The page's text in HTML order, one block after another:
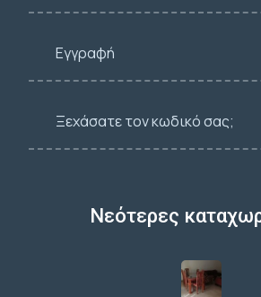
Εγγραφή
Ξεχάσατε τον κωδικό σας;
Νεότερες